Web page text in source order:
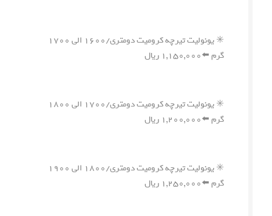
✳️ یونولیت تیرچه کرومیت دومتری/۱۶۰۰ الی ۱۷۰۰
گرم ⬅️۱,۱۵۰,۰۰۰ ریال
✳️ یونولیت تیرچه کرومیت دومتری/۱۷۰۰ الی ۱۸۰۰
گرم ⬅️۱,۲۰۰,۰۰۰ ریال
✳️ یونولیت تیرچه کرومیت دومتری/۱۸۰۰ الی ۱۹۰۰
گرم ⬅️۱,۲۵۰,۰۰۰ ریال